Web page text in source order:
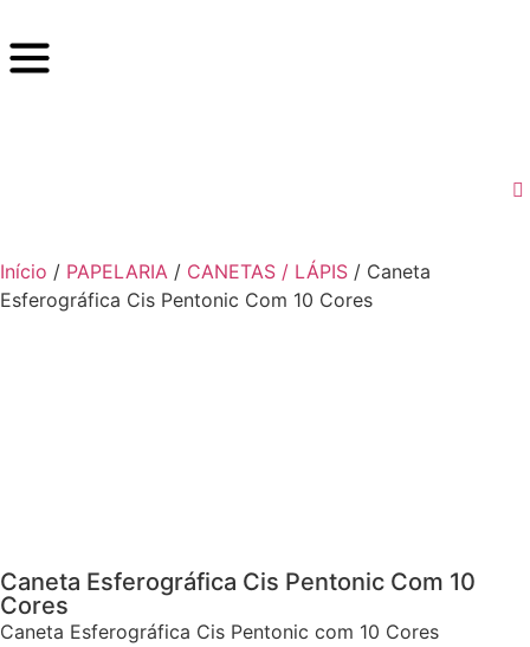
Início / PAPELARIA / CANETAS / LÁPIS / Caneta
Esferográfica Cis Pentonic Com 10 Cores
Caneta Esferográfica Cis Pentonic Com 10
Cores
Caneta Esferográfica Cis Pentonic com 10 Cores